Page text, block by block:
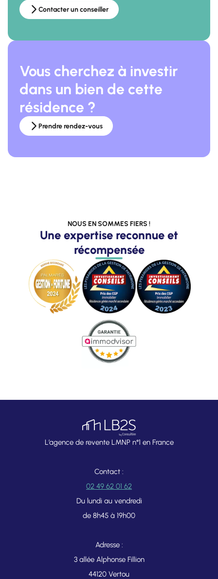
Contacter un conseiller
Vous cherchez à investir
dans un bien de cette
résidence ?
Prendre rendez-vous
NOUS EN SOMMES FIERS !
Une expertise reconnue et
récompensée
L’agence de revente LMNP n°1 en France
Contact :
02 49 62 01 62
Du lundi au vendredi
de 8h45 à 19h00
Adresse :
3 allée Alphonse Fillion
44120 Vertou